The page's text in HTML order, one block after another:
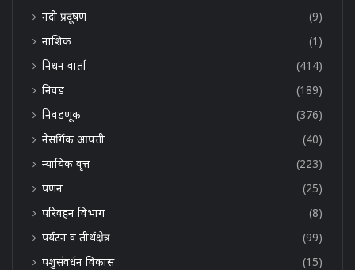
नदी प्रदूषण
(9)
नाशिक
(1)
निधन वार्ता
(414)
निवड
(189)
निवडणूक
(376)
नैसर्गिक आपत्ती
(40)
न्यायिक वृत्त
(223)
पणन
(25)
परिवहन विभाग
(8)
पर्यटन व तीर्थक्षेत्र
(99)
पशुसंवर्धन विकास
(15)